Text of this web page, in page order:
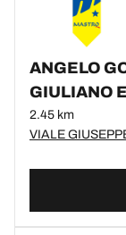
ANGELO
GIULIANO
2.45 km
VIALE